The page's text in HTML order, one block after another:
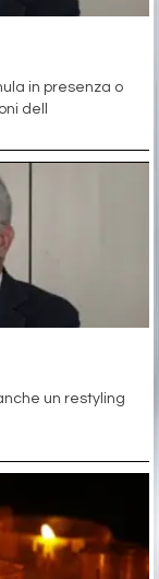
in presenza o
dell
un restyling